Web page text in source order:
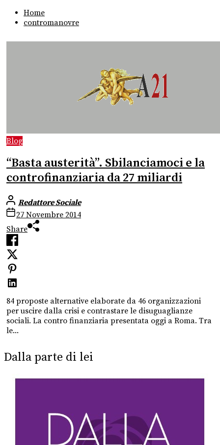
Home
contromanovre
Blog
“Basta austerità”. Sbilanciamoci e la
controfinanziaria da 27 miliardi
Redattore Sociale
27 Novembre 2014
Share
84 proposte alternative elaborate da 46 organizzazioni
per uscire dalla crisi e contrastare le disuguaglianze
sociali. La contro finanziaria presentata oggi a Roma. Tra
le...
Dalla parte di lei